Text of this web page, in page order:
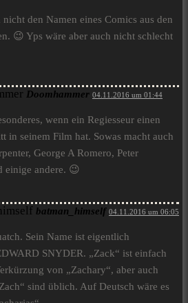
den Namen eines Comics aus den
😉 Yps wäre aber auch nicht schlecht
Doomhammer 04.11.2016 um 01:44
wenn ein Regiesseur einen
in seinem Film hat. Sowas macht auch
George A Romero, Peter
einige andere. 😉
batman_himself 04.11.2016 um 06:05
Sein Name ist eigentlich
SNYDER. „Zack“ ist einfach
von „Zachary“, aber auch
sind üblich. Auf Deutsch wäre es